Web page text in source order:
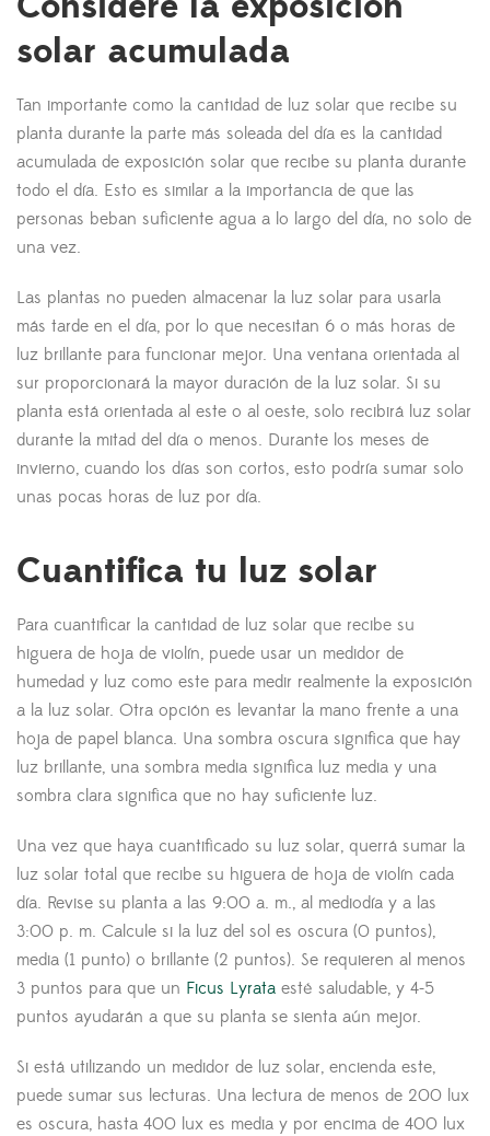
solar acumulada
Tan importante como la cantidad de luz solar que recibe su
planta durante la parte más soleada del día es la cantidad
acumulada de exposición solar que recibe su planta durante
todo el día. Esto es similar a la importancia de que las
personas beban suficiente agua a lo largo del día, no solo de
una vez.
Las plantas no pueden almacenar la luz solar para usarla
más tarde en el día, por lo que necesitan 6 o más horas de
luz brillante para funcionar mejor. Una ventana orientada al
sur proporcionará la mayor duración de la luz solar. Si su
planta está orientada al este o al oeste, solo recibirá luz solar
durante la mitad del día o menos. Durante los meses de
invierno, cuando los días son cortos, esto podría sumar solo
unas pocas horas de luz por día.
Cuantifica tu luz solar
Para cuantificar la cantidad de luz solar que recibe su
higuera de hoja de violín, puede usar un medidor de
humedad y luz como este para medir realmente la exposición
a la luz solar. Otra opción es levantar la mano frente a una
hoja de papel blanca. Una sombra oscura significa que hay
luz brillante, una sombra media significa luz media y una
sombra clara significa que no hay suficiente luz.
Una vez que haya cuantificado su luz solar, querrá sumar la
luz solar total que recibe su higuera de hoja de violín cada
día. Revise su planta a las 9:00 a. m., al mediodía y a las
3:00 p. m. Calcule si la luz del sol es oscura (0 puntos),
media (1 punto) o brillante (2 puntos). Se requieren al menos
3 puntos para que un Ficus Lyrata esté saludable, y 4-5
puntos ayudarán a que su planta se sienta aún mejor.
Si está utilizando un medidor de luz solar, encienda este,
puede sumar sus lecturas. Una lectura de menos de 200 lux
es oscura, hasta 400 lux es media y por encima de 400 lux